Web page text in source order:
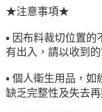
★注意事項★
▪ 因布料裁切位置
有出入，請以收到的
▪ 個人衛生用品，
缺乏完整性及失去